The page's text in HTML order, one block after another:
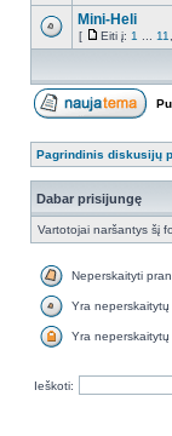
Mini-Heli
[ Eiti į: 1 11
Pagrindinis diskusijų
Dabar prisijungę
Vartotojai naršantys šį
Neperskaityti
Yra
Yra
Ieškoti: